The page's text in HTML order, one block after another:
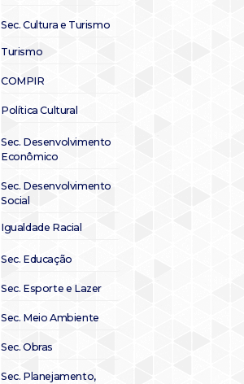
Sec. Cultura e Turismo
Turismo
COMPIR
Política Cultural
Sec. Desenvolvimento
Econômico
Sec. Desenvolvimento
Social
Igualdade Racial
Sec. Educação
Sec. Esporte e Lazer
Sec. Meio Ambiente
Sec. Obras
Sec. Planejamento,